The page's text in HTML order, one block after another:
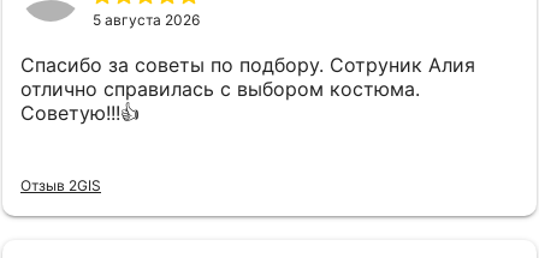
5 августа 2026
Спасибо за советы по подбору. Сотруник Алия
отлично справилась с выбором костюма.
Советую!!!👍
Отзыв 2GIS